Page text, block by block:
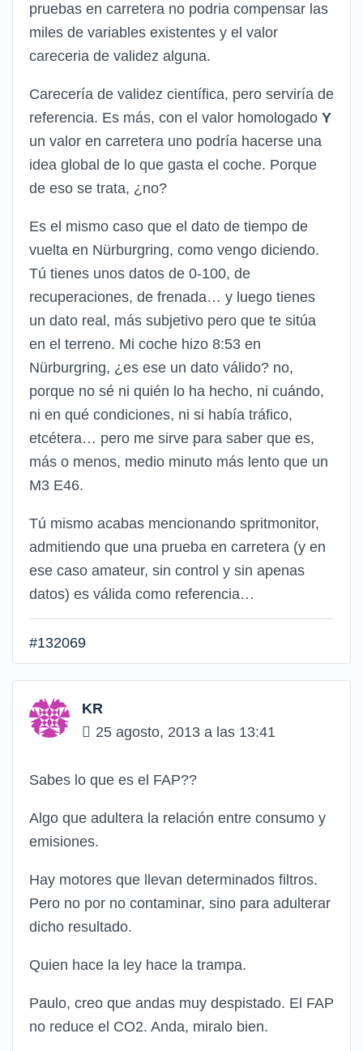
pruebas en carretera no podria compensar las
miles de variables existentes y el valor
careceria de validez alguna.
Carecería de validez científica, pero serviría de
referencia. Es más, con el valor homologado Y
un valor en carretera uno podría hacerse una
idea global de lo que gasta el coche. Porque
de eso se trata, ¿no?
Es el mismo caso que el dato de tiempo de
vuelta en Nürburgring, como vengo diciendo.
Tú tienes unos datos de 0-100, de
recuperaciones, de frenada… y luego tienes
un dato real, más subjetivo pero que te sitúa
en el terreno. Mi coche hizo 8:53 en
Nürburgring, ¿es ese un dato válido? no,
porque no sé ni quién lo ha hecho, ni cuándo,
ni en qué condiciones, ni si había tráfico,
etcétera… pero me sirve para saber que es,
más o menos, medio minuto más lento que un
M3 E46.
Tú mismo acabas mencionando spritmonitor,
admitiendo que una prueba en carretera (y en
ese caso amateur, sin control y sin apenas
datos) es válida como referencia…
#132069
KR
25 agosto, 2013 a las 13:41
Sabes lo que es el FAP??
Algo que adultera la relación entre consumo y
emisiones.
Hay motores que llevan determinados filtros.
Pero no por no contaminar, sino para adulterar
dicho resultado.
Quien hace la ley hace la trampa.
Paulo, creo que andas muy despistado. El FAP
no reduce el CO2. Anda, miralo bien.